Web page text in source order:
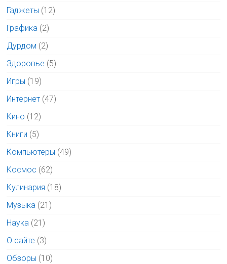
Гаджеты (12)
Графика (2)
Дурдом (2)
Здоровье (5)
Игры (19)
Интернет (47)
Кино (12)
Книги (5)
Компьютеры (49)
Космос (62)
Кулинария (18)
Музыка (21)
Наука (21)
О сайте (3)
Обзоры (10)